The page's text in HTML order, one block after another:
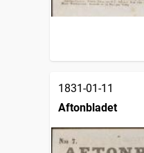
1831-01-11
Aftonbladet